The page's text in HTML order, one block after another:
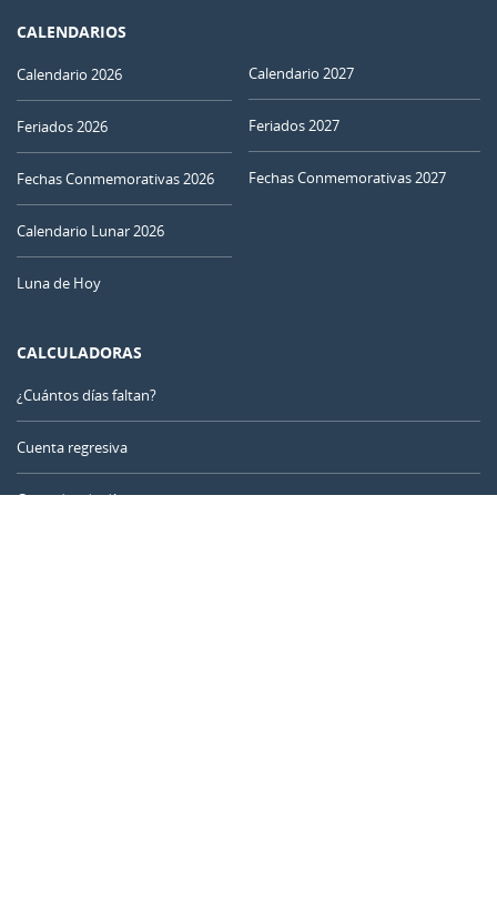
CALENDARIOS
Calendario 2026
Feriados 2026
Fechas Conmemorativas 2026
Calendario Lunar 2026
Luna de Hoy
Calendario 2027
Feriados 2027
Fechas Conmemorativas 2027
CALCULADORAS
¿Cuántos días faltan?
Cuenta regresiva
Contador de días